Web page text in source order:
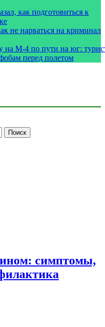
как подготовиться к
не нарваться на криминал
на М-4 по пути на юг:
перед полетом
симптомы,